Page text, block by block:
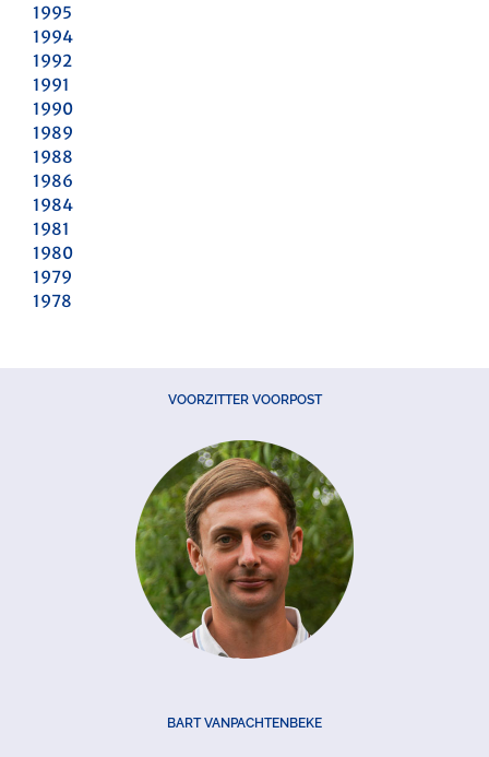
1995
1994
1992
1991
1990
1989
1988
1986
1984
1981
1980
1979
1978
VOORZITTER VOORPOST
BART VANPACHTENBEKE